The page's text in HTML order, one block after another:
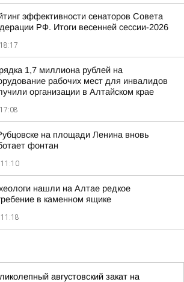
эффективности сенаторов Совета
РФ. Итоги весенней сессии-2026
18:17
1,7 миллиона рублей на
рабочих мест для инвалидов
организации в Алтайском крае
17:08
на площади Ленина вновь
фонтан
11:10
нашли на Алтае редкое
в каменном ящике
11:18
августовский закат на